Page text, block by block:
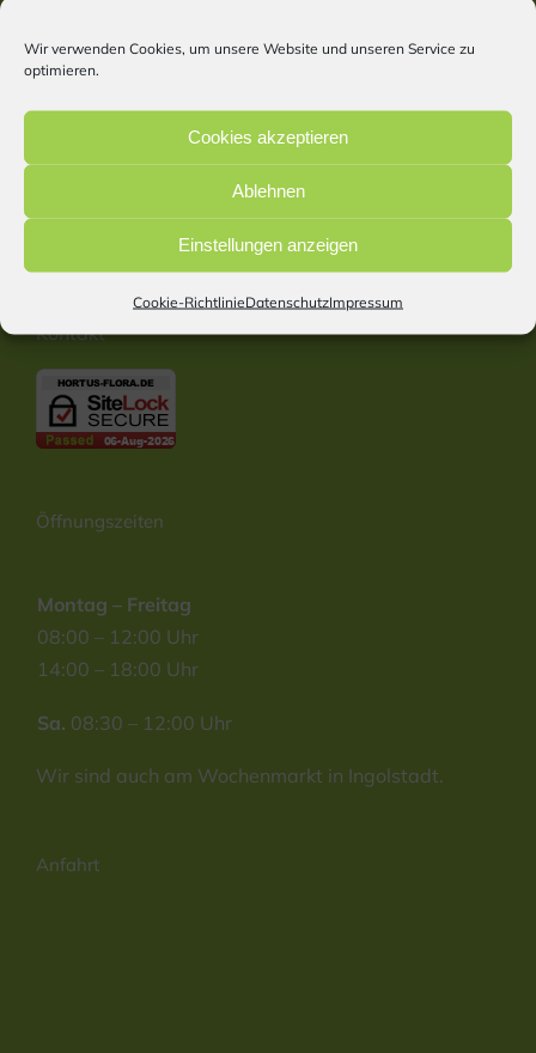
Wir verwenden Cookies, um unsere Website und unseren Service zu
optimieren.
Cookies akzeptieren
Ablehnen
Einstellungen anzeigen
Cookie-RichtlinieDatenschutzImpressum
Information
Start
Cookie Richtlinie
Barrierefreiheitserklärung
Kontakt
Öffnungszeiten
Montag – Freitag
08:00 – 12:00 Uhr
14:00 – 18:00 Uhr
Sa. 08:30 – 12:00 Uhr
Wir sind auch am Wochenmarkt in Ingolstadt.
Anfahrt